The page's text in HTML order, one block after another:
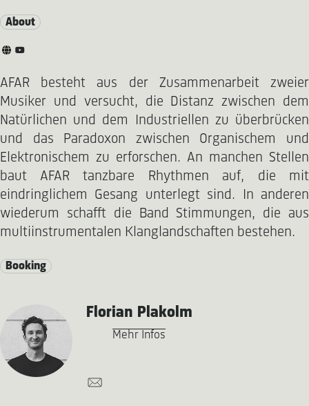
About
AFAR besteht aus der Zusammenarbeit zweier
Musiker und versucht, die Distanz zwischen dem
Natürlichen und dem Industriellen zu überbrücken
und das Paradoxon zwischen Organischem und
Elektronischem zu erforschen. An manchen Stellen
baut AFAR tanzbare Rhythmen auf, die mit
eindringlichem Gesang unterlegt sind. In anderen
wiederum schafft die Band Stimmungen, die aus
multiinstrumentalen Klanglandschaften bestehen.
Booking
Florian Plakolm
Mehr Infos